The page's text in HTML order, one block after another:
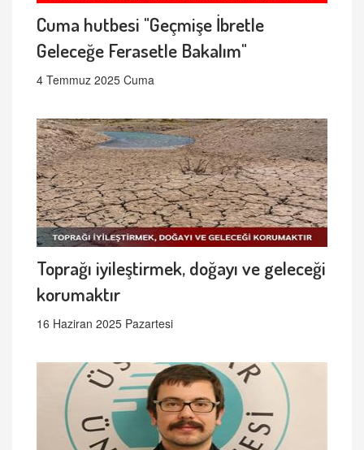
Cuma hutbesi "Geçmişe İbretle
Geleceğe Ferasetle Bakalım"
4 Temmuz 2025 Cuma
Toprağı iyileştirmek, doğayı ve geleceği
korumaktır
16 Haziran 2025 Pazartesi